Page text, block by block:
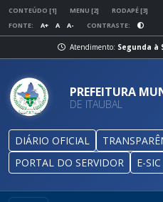
CONTEÚDO [1] MENU [2]
RODAPÉ [3]
FONTE:
A+ A A- CONTRASTE:
Atendimento: Segunda à
PREFEITURA
DE ITAUBAL
DIÁRIO OFICIAL
PORTAL DO SERVIDOR
E-SIC